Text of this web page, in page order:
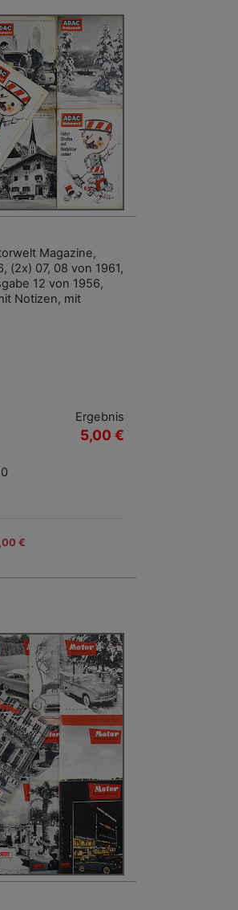
Magazine,
(2x) 07, 08 von 1961,
12 von 1956,
Notizen, mit
Ergebnis
5,00 €
€